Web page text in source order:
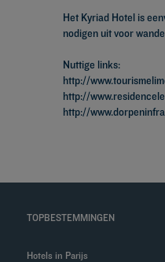
Het Kyriad Hotel is
nodigen uit voor
Nuttige links:
http://
http://
http://
TOPBESTEMMINGEN
Hotels in Parijs